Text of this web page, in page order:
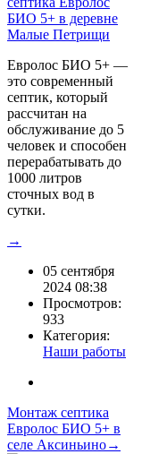
Евролос БИО 5+ —
это современный
септик, который
рассчитан на
обслуживание до 5
человек и способен
перерабатывать до
1000 литров
сточных вод в
сутки.
→
05 сентября
2024 08:38
Просмотров:
933
Категория:
Наши работы
Монтаж септика
Евролос БИО 5+ в
селе Аксиньино→